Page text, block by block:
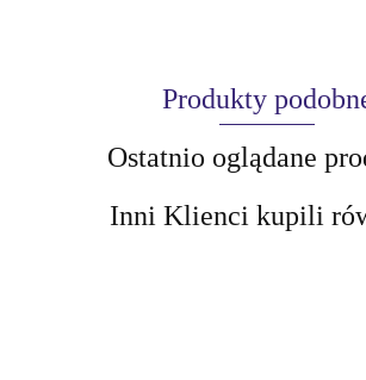
Produkty
Ostatnio oglądane
Inni Klienci kupili